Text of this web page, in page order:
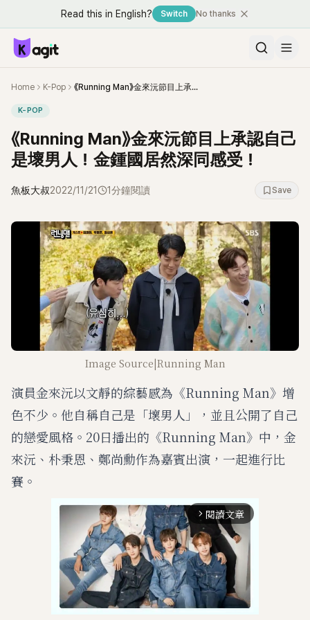
Read this in English? Switch No thanks
Home K-Pop 《Running Man》金來沅節目上承認自己是壞男人！金鍾國居然深同感受！
K-POP
《Running Man》金來沅節目上承認自己
是壞男人！金鍾國居然深同感受！
魚板大叔2022/11/21 1分鐘閱讀 Save
Image Source|Running Man
演員金來沅以文靜的綜藝感為《Running Man》增
色不少。他自稱自己是「壞男人」，並且公開了自己
的戀愛風格。20日播出的《Running Man》中，金
來沅、朴秉恩、鄭尚勳作為嘉賓出演，一起進行比
賽。
arrow_forward_ios 閱讀文章